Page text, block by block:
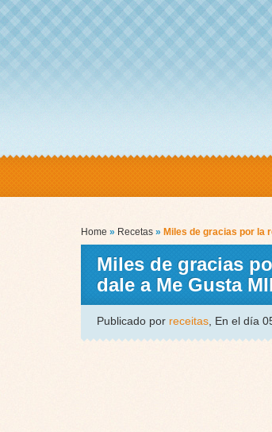
Home » Recetas » Miles de gracias por la
Miles de gracias
dale a Me Gusta
Publicado por receitas , En el día